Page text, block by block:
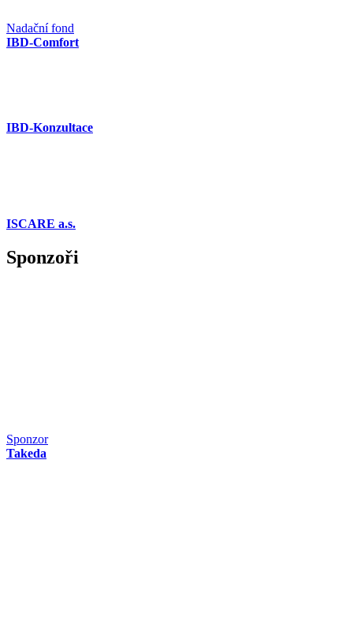
Nadační fond
IBD-Comfort
IBD-Konzultace
ISCARE a.s.
Sponzoři
Sponzor
Takeda